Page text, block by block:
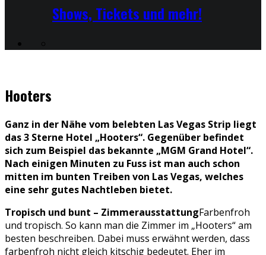
Shows, Tickets und mehr!
Hooters
Ganz in der Nähe vom belebten Las Vegas Strip liegt
das 3 Sterne Hotel „Hooters“. Gegenüber befindet
sich zum Beispiel das bekannte „MGM Grand Hotel“.
Nach einigen Minuten zu Fuss ist man auch schon
mitten im bunten Treiben von Las Vegas, welches
eine sehr gutes Nachtleben bietet.
Tropisch und bunt – ZimmerausstattungFarbenfroh
und tropisch. So kann man die Zimmer im „Hooters“ am
besten beschreiben. Dabei muss erwähnt werden, dass
farbenfroh nicht gleich kitschig bedeutet. Eher im